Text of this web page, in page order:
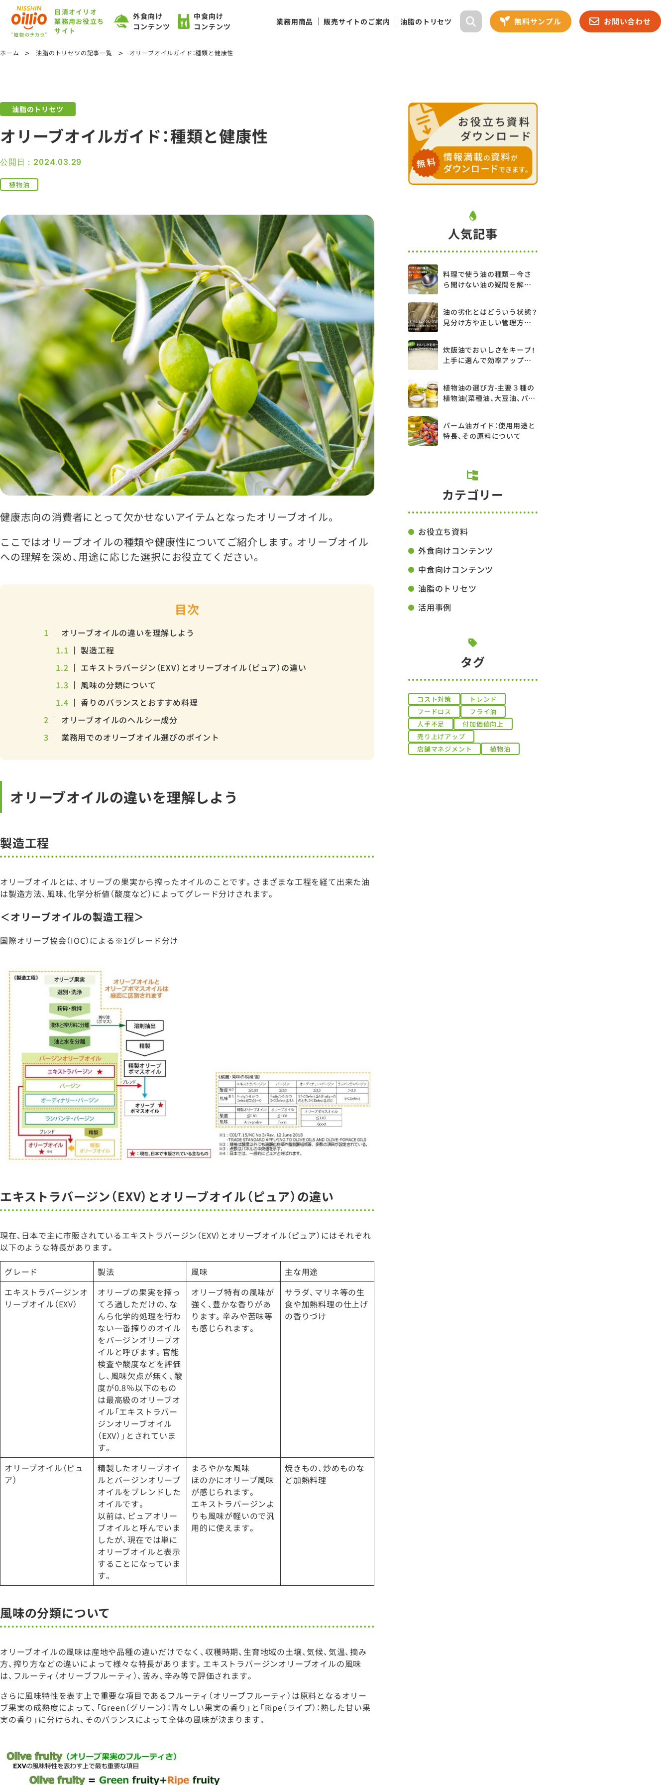
日清オイリオ
業務用お役立ち
サイト
外食向け
コンテンツ
中食向け
コンテンツ
業務用商品 販売サイトのご案内 油脂のトリセツ 無料サンプル お問い合わせ
ホーム > 油脂のトリセツの記事一覧 > オリーブオイルガイド：種類と健康性
油脂のトリセツ
オリーブオイルガイド：種類と健康性
公開日：2024.03.29
植物油
健康志向の消費者にとって欠かせないアイテムとなったオリーブオイル。
ここではオリーブオイルの種類や健康性についてご紹介します。オリーブオイル
への理解を深め、用途に応じた選択にお役立てください。
目次
1
オリーブオイルの違いを理解しよう
1.1
製造工程
1.2
エキストラバージン（EXV）とオリーブオイル（ピュア）の違い
1.3
風味の分類について
1.4
香りのバランスとおすすめ料理
2
オリーブオイルのヘルシー成分
3
業務用でのオリーブオイル選びのポイント
オリーブオイルの違いを理解しよう
製造工程
オリーブオイルとは、オリーブの果実から搾ったオイルのことです。さまざまな工程を経て出来た油
は製造方法、風味、化学分析値（酸度など）によってグレード分けされます。
＜オリーブオイルの製造工程＞
国際オリーブ協会（IOC）による※1グレード分け
エキストラバージン（EXV）とオリーブオイル（ピュア）の違い
現在、日本で主に市販されているエキストラバージン（EXV）とオリーブオイル（ピュア）にはそれぞれ
以下のような特長があります。
グレード 製法 風味
主な用途
エキストラバージンオ
リーブオイル（EXV）
オリーブの果実を搾っ
てろ過しただけの、な
んら化学的処理を行わ
ない一番搾りのオイル
をバージンオリーブオ
イルと呼びます。官能
検査や酸度などを評価
し、風味欠点が無く、酸
度が0.8％以下のもの
は最高級のオリーブオ
イル「エキストラバー
ジンオリーブオイル
（EXV）」とされていま
す。
オリーブ特有の風味が
強く、豊かな香りがあ
ります。辛みや苦味等
も感じられます。
サラダ、マリネ等の生
食や加熱料理の仕上げ
の香りづけ
オリーブオイル（ピュ
ア）
精製したオリーブオイ
ルとバージンオリーブ
オイルをブレンドした
オイルです。
以前は、ピュアオリー
ブオイルと呼んでいま
したが、現在では単に
オリーブオイルと表示
することになっていま
す。
まろやかな風味
ほのかにオリーブ風味
が感じられます。
エキストラバージンよ
りも風味が軽いので汎
用的に使えます。
焼きもの、炒めものな
ど加熱料理
風味の分類について
オリーブオイルの風味は産地や品種の違いだけでなく、収穫時期、生育地域の土壌、気候、気温、摘み
方、搾り方などの違いによって様々な特長があります。エキストラバージンオリーブオイルの風味
は、フルーティ（オリーブフルーティ）、苦み、辛み等で評価されます。
さらに風味特性を表す上で重要な項目であるフルーティ（オリーブフルーティ）は原料となるオリー
ブ果実の成熟度によって、「Green（グリーン）：青々しい果実の香り」と「Ripe（ライプ）：熟した甘い果
実の香り」に分けられ、そのバランスによって全体の風味が決まります。
人気記事
料理で使う油の種類－今さ
ら聞けない油の疑問を解説
油の劣化とはどういう状態？
見分け方や正しい管理方法
炊飯油でおいしさをキープ！
上手に選んで効率アップを
植物油の選び方-主要３種の
植物油(菜種油、大豆油、パー
パーム油ガイド：使用用途と
特長、その原料について
カテゴリー
お役立ち資料
外食向けコンテンツ
中食向けコンテンツ
油脂のトリセツ
活用事例
タグ
コスト対策
トレンド
フードロス
フライ油
人手不足
付加価値向上
売り上げアップ
店舗マネジメント
植物油